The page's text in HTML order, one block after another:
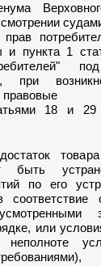
и пункта 1
при
18 и 29
по его
соответствие
или
неполноте